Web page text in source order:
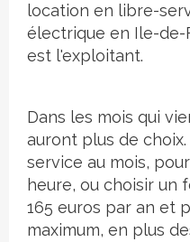
location en libre-
électrique en Ile-
est l'exploitant.
Dans les mois qui
auront plus de
service au mois,
heure, ou choisir un
165 euros par an et
maximum, en plus